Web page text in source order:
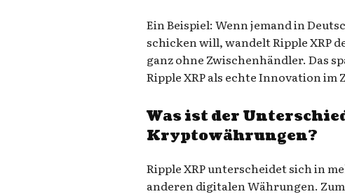
Ein Beispiel: Wenn jemand in
schicken will, wandelt Ripple XRP
ganz ohne Zwischenhändler. Das
Ripple XRP als echte Innovation im
Was ist der
Kryptowährungen?
Ripple XRP unterscheidet sich in
anderen digitalen Währungen.